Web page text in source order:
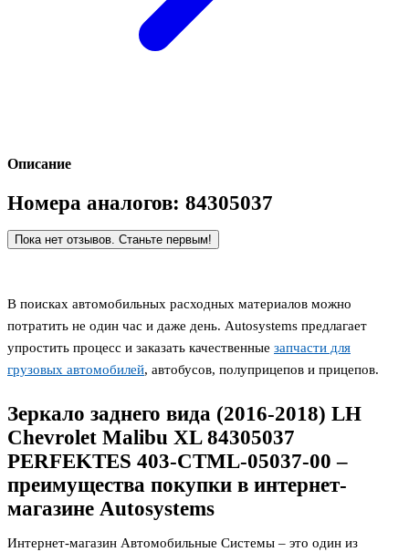
Описание
Номера аналогов: 84305037
Пока нет отзывов. Станьте первым!
В поисках автомобильных расходных материалов можно
потратить не один час и даже день. Autosystems предлагает
упростить процесс и заказать качественные запчасти для
грузовых автомобилей, автобусов, полуприцепов и прицепов.
Зеркало заднего вида (2016-2018) LH
Chevrolet Malibu XL 84305037
PERFEKTES 403-CTML-05037-00 –
преимущества покупки в интернет-
магазине Autosystems
Интернет-магазин Автомобильные Системы – это один из